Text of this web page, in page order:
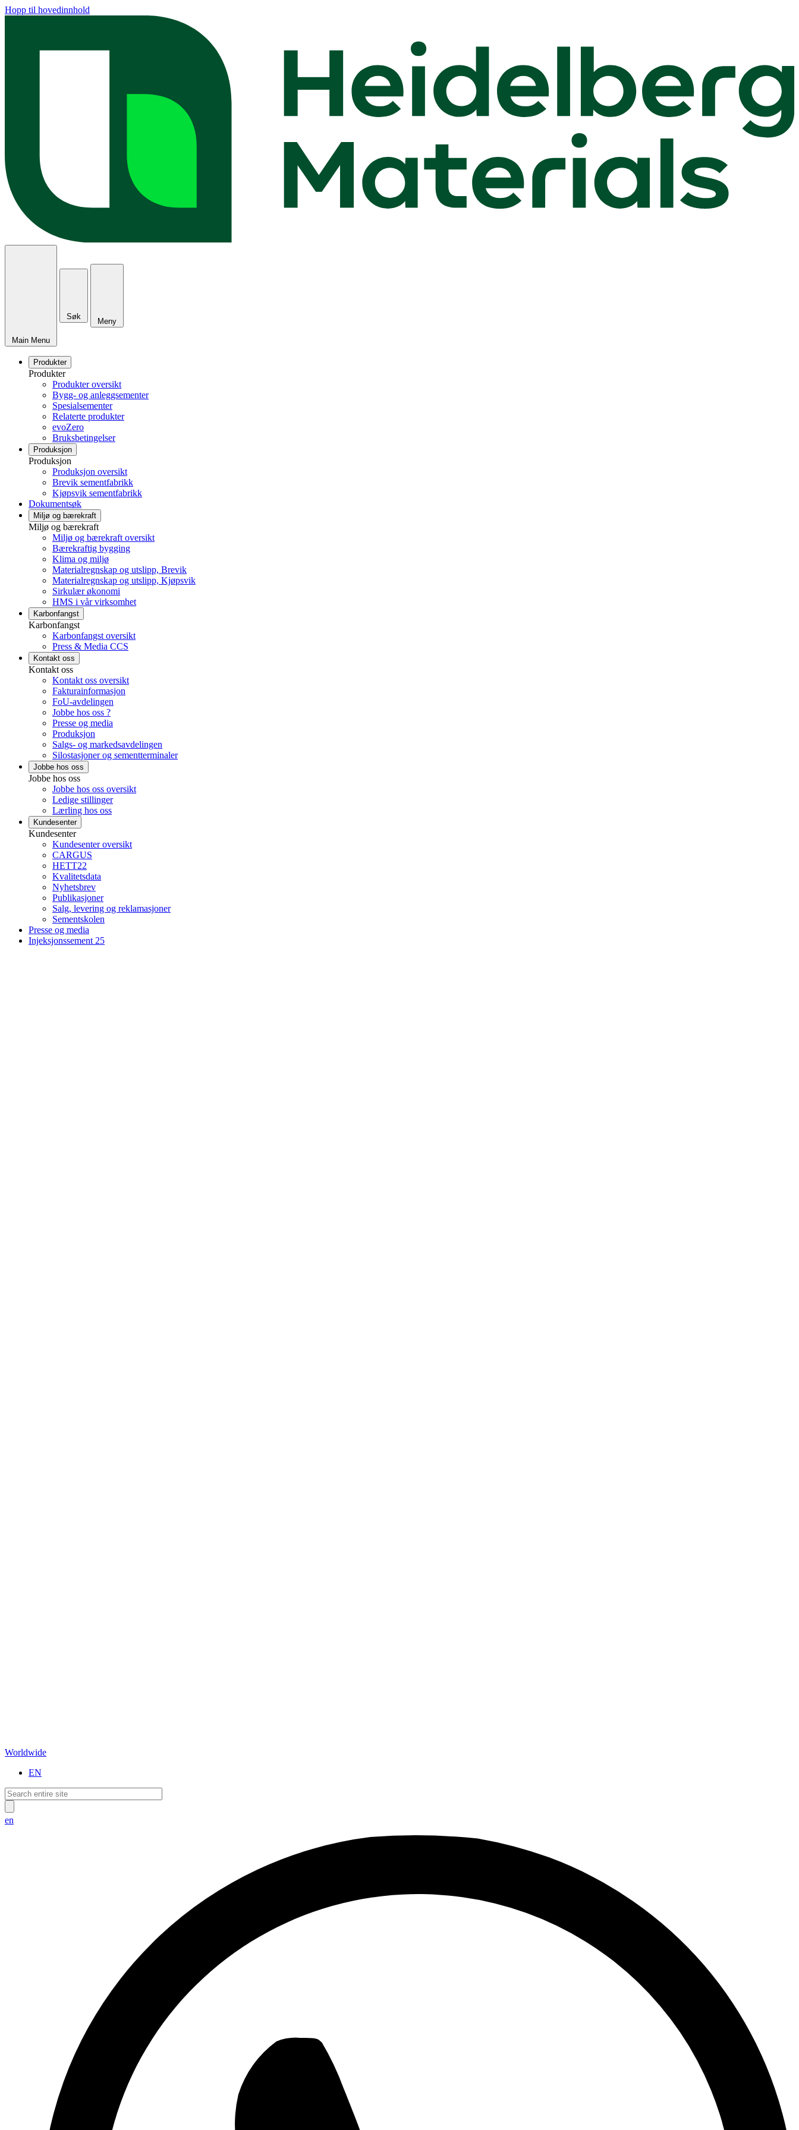
Hopp til hovedinnhold
Main Menu
Søk
Meny
Produkter
Produkter
Produkter oversikt
Bygg- og anleggsementer
Spesialsementer
Relaterte produkter
evoZero
Bruksbetingelser
Produksjon
Produksjon
Produksjon oversikt
Brevik sementfabrikk
Kjøpsvik sementfabrikk
Dokumentsøk
Miljø og bærekraft
Miljø og bærekraft
Miljø og bærekraft oversikt
Bærekraftig bygging
Klima og miljø
Materialregnskap og utslipp, Brevik
Materialregnskap og utslipp, Kjøpsvik
Sirkulær økonomi
HMS i vår virksomhet
Karbonfangst
Karbonfangst
Karbonfangst oversikt
Press & Media CCS
Kontakt oss
Kontakt oss
Kontakt oss oversikt
Fakturainformasjon
FoU-avdelingen
Jobbe hos oss ?
Presse og media
Produksjon
Salgs- og markedsavdelingen
Silostasjoner og sementterminaler
Jobbe hos oss
Jobbe hos oss
Jobbe hos oss oversikt
Ledige stillinger
Lærling hos oss
Kundesenter
Kundesenter
Kundesenter oversikt
CARGUS
HETT22
Kvalitetsdata
Nyhetsbrev
Publikasjoner
Salg, levering og reklamasjoner
Sementskolen
Presse og media
Injeksjonssement 25
Worldwide
EN
en